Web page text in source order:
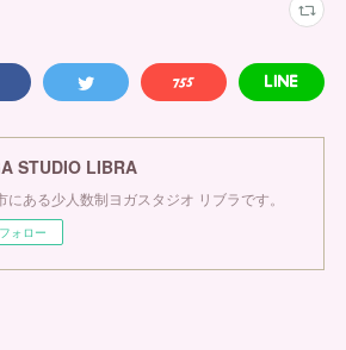
STUDIO LIBRA
にある少人数制ヨガスタジオ リブラです。
フォロー